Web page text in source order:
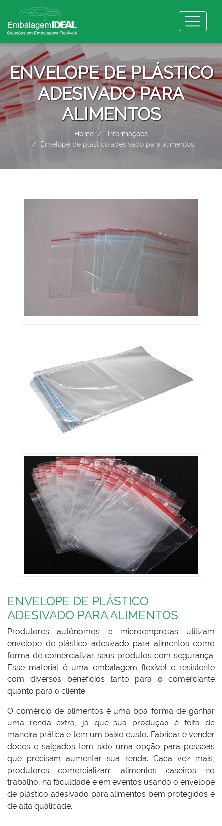
ENVELOPE DE PLÁSTICO
ADESIVADO PARA
ALIMENTOS
Home
Informações
Envelope de plástico adesivado para alimentos
ENVELOPE DE PLÁSTICO
ADESIVADO PARA ALIMENTOS
Produtores autônomos e microempresas utilizam
envelope de plástico adesivado para alimentos como
forma de comercializar seus produtos com segurança.
Esse material é uma embalagem flexível e resistente
com diversos benefícios tanto para o comerciante
quanto para o cliente.
O comércio de alimentos é uma boa forma de ganhar
uma renda extra, já que sua produção é feita de
maneira prática e tem um baixo custo. Fabricar e vender
doces e salgados tem sido uma opção para pessoas
que precisam aumentar sua renda. Cada vez mais,
produtores comercializam alimentos caseiros no
trabalho, na faculdade e em eventos usando o envelope
de plástico adesivado para alimentos bem protegidos e
de alta qualidade.